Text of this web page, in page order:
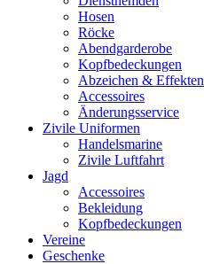
Hosen
Röcke
Abendgarderobe
Kopfbedeckungen
Abzeichen & Effekten
Accessoires
Änderungsservice
Zivile Uniformen
Handelsmarine
Zivile Luftfahrt
Jagd
Accessoires
Bekleidung
Kopfbedeckungen
Vereine
Geschenke